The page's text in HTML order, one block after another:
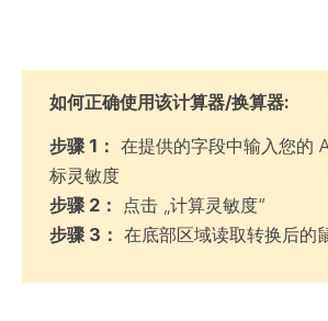
标
灵
度
：
标
灵
敏
度
如何正确使用该计算器/换算器:
步骤 1： 在提供的字段中输入您的
标灵敏度
步骤 2：
点击 „计算灵敏度“
步骤 3： 在底部区域读取转换后的